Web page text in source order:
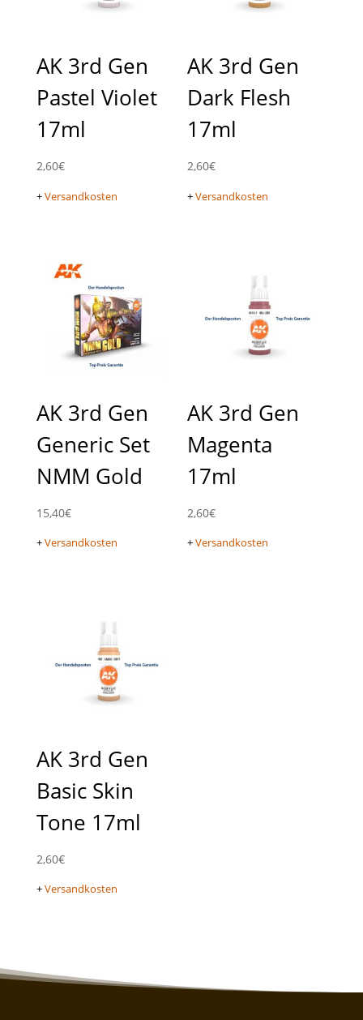
AK 3rd Gen
Pastel Violet
17ml
2,60€
+Versandkosten
AK 3rd Gen
Dark Flesh
17ml
2,60€
+Versandkosten
AK 3rd Gen
Generic Set
NMM Gold
15,40€
+Versandkosten
AK 3rd Gen
Magenta
17ml
2,60€
+Versandkosten
AK 3rd Gen
Basic Skin
Tone 17ml
2,60€
+Versandkosten